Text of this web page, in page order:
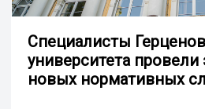
Специалисты
университета провели
новых нормативных